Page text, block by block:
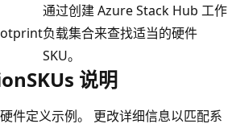
通过创建 Azure Stack Hub 工作
负载集合来查找适当的硬件
SKU。
说明
件定义示例。 更改详细信息以匹配系